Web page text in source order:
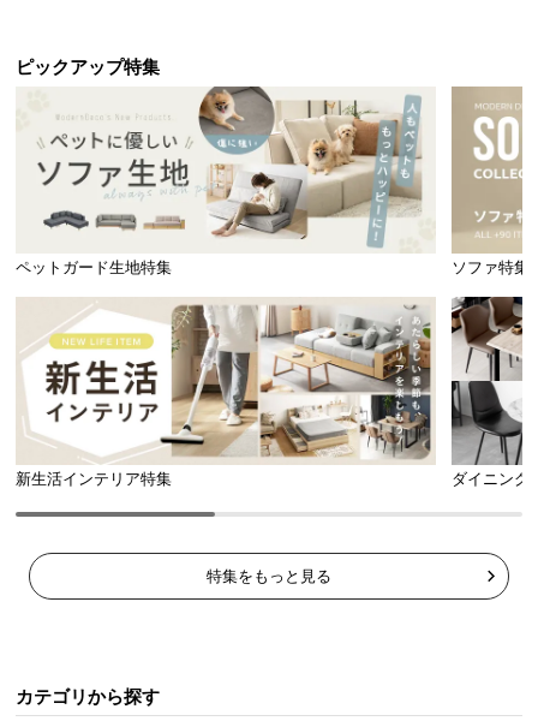
れるような優しい座り心地になります。
クッションカバーのファスナーは生地で覆われてい
るので、床面を傷つける心配がありません。
ピックアップ特集
ペットガード生地特集 ソファ特集
新生活インテリア特集 ダイニング
特集をもっと見る
カテゴリから探す